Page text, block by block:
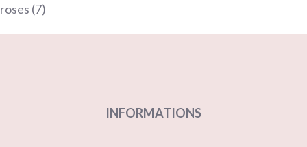
roses 77
produits
INFORMATIONS